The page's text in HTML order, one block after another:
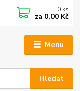
Menu
Hledat
0 ks
za 0,00 Kč